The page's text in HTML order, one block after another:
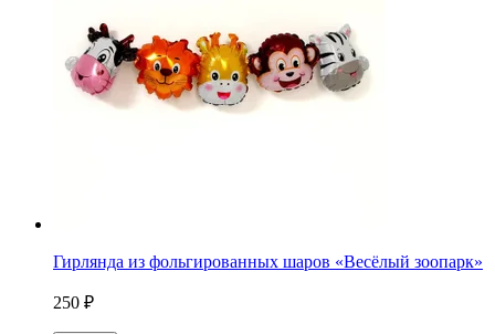
Гирлянда из фольгированных шаров «Весёлый зоопарк»
250 ₽